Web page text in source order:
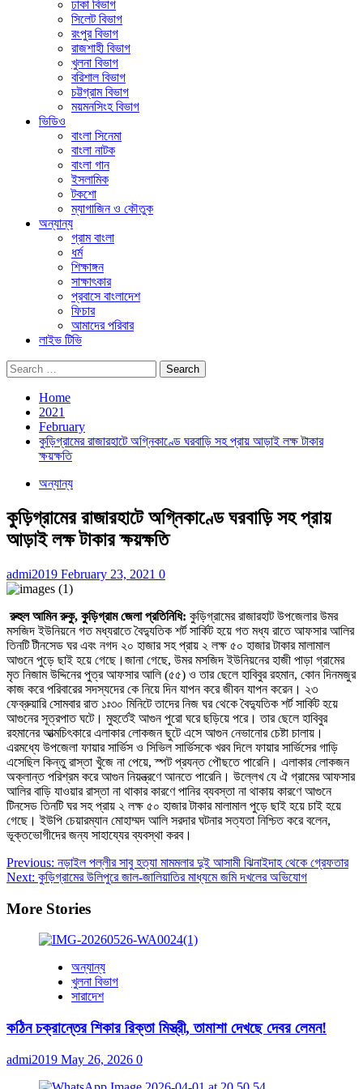
ঢাকা বিভাগ
সিলেট বিভাগ
রংপুর বিভাগ
রাজশাহী বিভাগ
খুলনা বিভাগ
বরিশাল বিভাগ
চট্টগ্রাম বিভাগ
ময়মনসিংহ বিভাগ
ভিডিও
বাংলা সিনেমা
বাংলা নাটক
বাংলা গান
ইসলামিক
টকশো
ম্যাগাজিন ও কৌতুক
অন্যান্য
গ্রাম বাংলা
ধর্ম
শিক্ষাঙ্গন
সাক্ষাৎকার
প্রবাসে বাংলাদেশ
ফিচার
আমাদের পরিবার
লাইভ টিভি
Search
for:
Home
2021
February
কুড়িগ্রামের রাজারহাটে অগ্নিকাণ্ডে ঘরবাড়ি সহ প্রায় আড়াই লক্ষ টাকার
ক্ষয়ক্ষতি
অন্যান্য
কুড়িগ্রামের রাজারহাটে অগ্নিকাণ্ডে ঘরবাড়ি সহ প্রায়
আড়াই লক্ষ টাকার ক্ষয়ক্ষতি
admi2019 February 23, 2021 0
রুহুল আমিন রুকু, কুড়িগ্রাম জেলা প্রতিনিধি: কুড়িগ্রামের রাজারহাট উপজেলার উমর
মসজিদ ইউনিয়নে গত মধ্যরাতে বৈদ্যুতিক শর্ট সার্কিট হয়ে গত মধ্য রাতে আফসার আলির
তিনটি টীনসেড ঘর এবং নগদ ২০ হাজার সহ প্রায় ২ লক্ষ ৫০ হাজার টাকার মালামাল
আগুনে পুড়ে ছাই হয়ে গেছে।জানা গেছে, উমর মসজিদ ইউনিয়নের হাজী পাড়া গ্রামের
মৃত নিজাম উদ্দিনের পুত্র আফসার আলি (৫৫) ও তার ছেলে হাবিবুর রহমান, কোন দিনমজুর
কাজ করে পরিবারের সদস্যদের কে নিয়ে দিন যাপন করে জীবন যাপন করেন। ২৩
ফেব্রুয়ারি সোমবার রাত ১ঃ৩০ মিনিটে তাদের নিজ ঘর থেকে বৈদ্যুতিক শর্ট সার্কিট হয়ে
আগুনের সূত্রপাত ঘটে। মুহুর্তেই আগুন পুরো ঘরে ছড়িয়ে পরে। তার ছেলে হাবিবুর
রহমানের আত্মচিৎকারে এলাকার লোকজন ছুটে এসে আগুন নেভানোর চেষ্টা চালায়।
এরমধ্যে উপজেলা ফায়ার সার্ভিস ও সিভিল সার্ভিসকে খরব দিলে ফায়ার সার্ভিসের গাড়ি
এসেছিল কিন্তু রাস্তা খুঁজে না পেয়ে, স্পট প্রযন্ত পৌছতে পারেনি। এলাকার লোকজন
অক্লান্ত পরিশ্রম করে আগুন নিয়ন্ত্রণে আনতে পারেনি। উল্লেখ যে ঐ গ্রামের আফসার
আলির বাড়ি যাওয়ার রাস্তা না থাকার কারণে পানির ব্যবস্তা না থাকায় কারণে আগুনে
টিনসেড তিনটি ঘর সহ প্রায় ২ লক্ষ ৫০ হাজার টাকার মালামাল পুড়ে ছাই হয়ে চাই হয়ে
গেছে। ইউপি চেয়ারম্যান মোহাম্মদ আলি সরদার ঘটনার সত্যতা নিশ্চিত করে বলেন,
ভূক্তভোগীদের জন্য সাহায্যের ব্যবস্থা করব।
Post
navigation
Previous: নড়াইল পল্লীর সাবু হত্যা মামমলার দুই আসামী ঝিনাইদাহ থেকে গ্রেফতার
Next: কুড়িগ্রামের উলিপুরে জাল-জালিয়াতির মাধ্যমে জমি দখলের অভিযোগ
More Stories
অন্যান্য
খুলনা বিভাগ
সারাদেশ
কঠিন চক্রান্তের শিকার রিক্তা মিস্ত্রী, তামাশা দেখছে দেবর লেমন!
admi2019 May 26, 2026 0